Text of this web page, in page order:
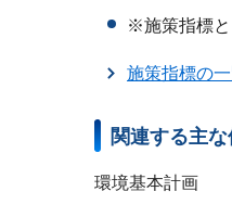
※施策指標と
施策指標の
関連する主
環境基本計画